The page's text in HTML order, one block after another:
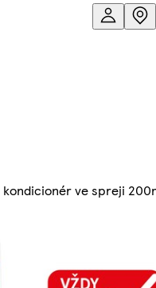
kondicionér ve spreji